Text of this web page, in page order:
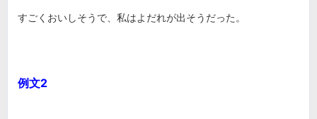
すごくおいしそうで、私はよだれが出そうだった。
例文2